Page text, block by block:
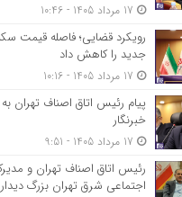
رویکرد قضایی؛ فاصله قیمت
جدید را کاهش داد
پیام رئیس اتاق اصناف تهران
خبرنگار
رئیس اتاق اصناف تهران و
اجتماعی شرق تهران بزرگ دیدار